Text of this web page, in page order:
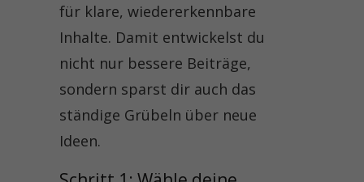
für klare, wiedererkennbare
Inhalte. Damit entwickelst du
nicht nur bessere Beiträge,
sondern sparst dir auch das
ständige Grübeln über neue
Ideen.